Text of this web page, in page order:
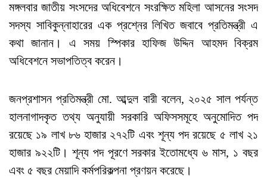
মঙ্গলবার জাতীয় সংসদের অধিবেশনে সংরক্ষিত মহিলা আসনের সংসদ
সদস্য সাবিকুন্নাহারের এক প্রশ্নের লিখিত জবাবে প্রতিমন্ত্রী এ
কথা জানান। এ সময় স্পিকার হাফিজ উদ্দিন আহমদ বিক্রম
অধিবেশনে সভাপতিত্ব করেন।
জনপ্রশাসন প্রতিমন্ত্রী মো. আব্দুল বারী বলেন, ২০২৫ সাল পর্যন্ত
হালনাগাদকৃত তথ্য অনুযায়ী সরকারি অফিসসমূহে অনুমোদিত পদ
রয়েছে ১৯ লাখ ৮৬ হাজার ২৭২টি এবং শূন্য পদ রয়েছে ৫ লাখ ২১
হাজার ৯২২টি। শূন্য পদ পূরণে সরকার ইতোমধ্যে ৬ মাস, ১ বছর
এবং ৫ বছর মেয়াদি কর্মপরিকল্পনা প্রণয়ন করেছে।